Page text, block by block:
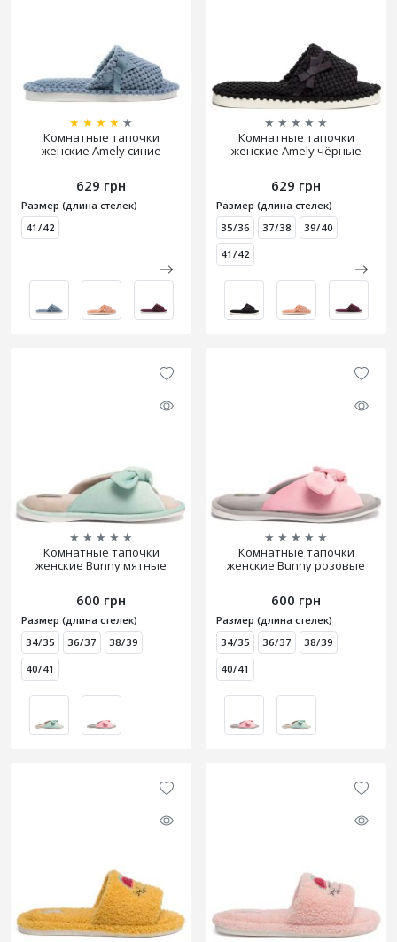
★ ★ ★ ★ ★
Комнатные тапочки
женские Amely синие
629 грн
Размер (длина стелек)
41/42
★ ★ ★ ★ ★
Комнатные тапочки
женские Amely чёрные
629 грн
Размер (длина стелек)
35/36
37/38
39/40
41/42
★ ★ ★ ★ ★
Комнатные тапочки
женские Bunny мятные
600 грн
Размер (длина стелек)
34/35
36/37
38/39
40/41
★ ★ ★ ★ ★
Комнатные тапочки
женские Bunny розовые
600 грн
Размер (длина стелек)
34/35
36/37
38/39
40/41